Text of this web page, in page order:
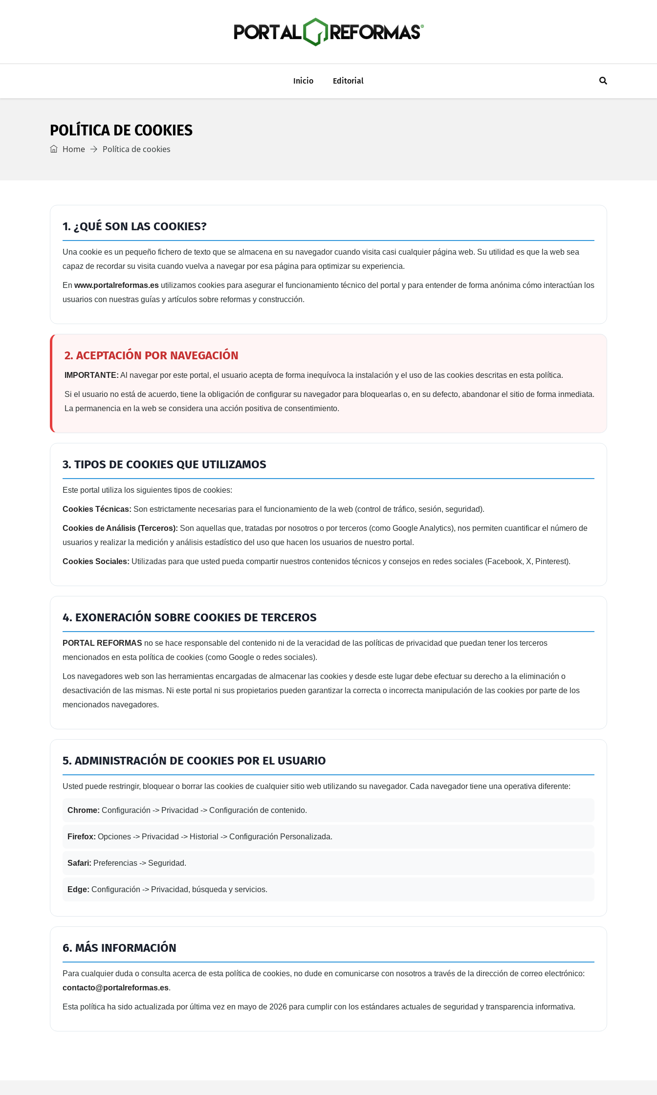
Inicio Editorial
POLÍTICA DE COOKIES
Home Política de cookies
1. ¿QUÉ SON LAS COOKIES?
Una cookie es un pequeño fichero de texto que se almacena en su navegador cuando visita casi cualquier página web. Su utilidad es que la web sea
capaz de recordar su visita cuando vuelva a navegar por esa página para optimizar su experiencia.
En www.portalreformas.es utilizamos cookies para asegurar el funcionamiento técnico del portal y para entender de forma anónima cómo interactúan los
usuarios con nuestras guías y artículos sobre reformas y construcción.
2. ACEPTACIÓN POR NAVEGACIÓN
IMPORTANTE: Al navegar por este portal, el usuario acepta de forma inequívoca la instalación y el uso de las cookies descritas en esta política.
Si el usuario no está de acuerdo, tiene la obligación de configurar su navegador para bloquearlas o, en su defecto, abandonar el sitio de forma inmediata.
La permanencia en la web se considera una acción positiva de consentimiento.
3. TIPOS DE COOKIES QUE UTILIZAMOS
Este portal utiliza los siguientes tipos de cookies:
Cookies Técnicas: Son estrictamente necesarias para el funcionamiento de la web (control de tráfico, sesión, seguridad).
Cookies de Análisis (Terceros): Son aquellas que, tratadas por nosotros o por terceros (como Google Analytics), nos permiten cuantificar el número de
usuarios y realizar la medición y análisis estadístico del uso que hacen los usuarios de nuestro portal.
Cookies Sociales: Utilizadas para que usted pueda compartir nuestros contenidos técnicos y consejos en redes sociales (Facebook, X, Pinterest).
4. EXONERACIÓN SOBRE COOKIES DE TERCEROS
PORTAL REFORMAS no se hace responsable del contenido ni de la veracidad de las políticas de privacidad que puedan tener los terceros
mencionados en esta política de cookies (como Google o redes sociales).
Los navegadores web son las herramientas encargadas de almacenar las cookies y desde este lugar debe efectuar su derecho a la eliminación o
desactivación de las mismas. Ni este portal ni sus propietarios pueden garantizar la correcta o incorrecta manipulación de las cookies por parte de los
mencionados navegadores.
5. ADMINISTRACIÓN DE COOKIES POR EL USUARIO
Usted puede restringir, bloquear o borrar las cookies de cualquier sitio web utilizando su navegador. Cada navegador tiene una operativa diferente:
Chrome: Configuración -> Privacidad -> Configuración de contenido.
Firefox: Opciones -> Privacidad -> Historial -> Configuración Personalizada.
Safari: Preferencias -> Seguridad.
Edge: Configuración -> Privacidad, búsqueda y servicios.
6. MÁS INFORMACIÓN
Para cualquier duda o consulta acerca de esta política de cookies, no dude en comunicarse con nosotros a través de la dirección de correo electrónico:
contacto@portalreformas.es.
Esta política ha sido actualizada por última vez en mayo de 2026 para cumplir con los estándares actuales de seguridad y transparencia informativa.